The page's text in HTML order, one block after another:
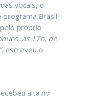
vocais, o
programa Brasil
próprio
às 17h, de
, escreveu o
alta no